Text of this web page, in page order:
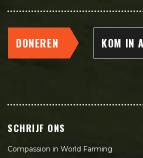
DONEREN KOM IN
SCHRIJF ONS
Compassion in World Farming